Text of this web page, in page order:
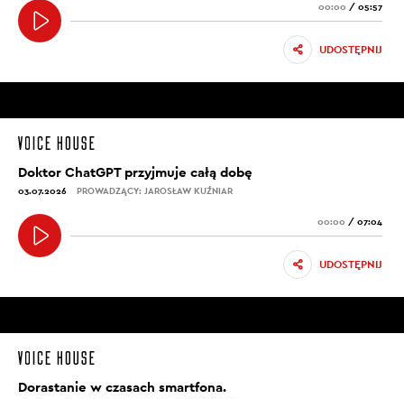
00:00 / 05:57
UDOSTĘPNIJ
Doktor ChatGPT przyjmuje całą dobę
03.07.2026 PROWADZĄCY: JAROSŁAW KUŹNIAR
00:00 / 07:04
UDOSTĘPNIJ
Dorastanie w czasach smartfona.